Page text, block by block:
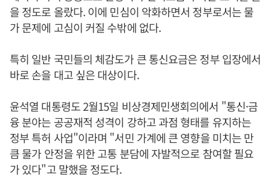
을 정도로 올랐다. 이에 민심이 악화하면서 정부로서는 물
가 문제에 고심이 커질 수밖에 없다.
특히 일반 국민들의 체감도가 큰 통신요금은 정부 입장에서
바로 손을 대고 싶은 대상이다.
윤석열 대통령도 2월15일 비상경제민생회의에서 "통신·금
융 분야는 공공재적 성격이 강하고 과점 형태를 유지하는
정부 특허 사업"이라며 "서민 가계에 큰 영향을 미치는 만
큼 물가 안정을 위한 고통 분담에 자발적으로 참여할 필요
가 있다"고 말했을 정도다.